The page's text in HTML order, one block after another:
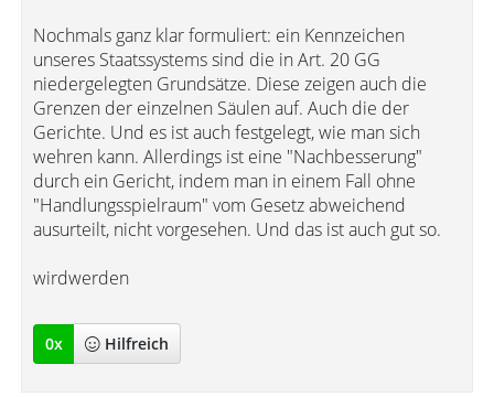
Nochmals ganz klar formuliert: ein Kennzeichen
unseres Staatssystems sind die in Art. 20 GG
niedergelegten Grundsätze. Diese zeigen auch die
Grenzen der einzelnen Säulen auf. Auch die der
Gerichte. Und es ist auch festgelegt, wie man sich
wehren kann. Allerdings ist eine "Nachbesserung"
durch ein Gericht, indem man in einem Fall ohne
"Handlungsspielraum" vom Gesetz abweichend
ausurteilt, nicht vorgesehen. Und das ist auch gut so.
wirdwerden
0x Hilfreich